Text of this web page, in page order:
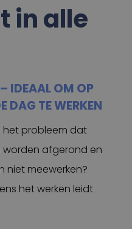
in alle
IDEAAL OM OP
DAG TE WERKEN
het probleem dat
afgerond en
niet meewerken?
het werken leidt